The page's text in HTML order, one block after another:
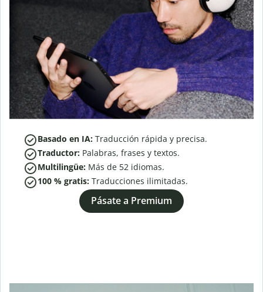
Basado en IA: Traducción rápida y precisa.
Traductor: Palabras, frases y textos.
Multilingüe: Más de 52 idiomas.
100 % gratis: Traducciones ilimitadas.
Pásate a Premium